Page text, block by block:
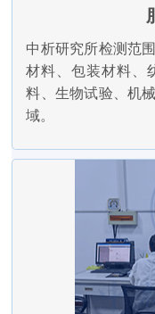
中析研究所检测范
材料、包装材料、
料、生物试验、机
域。